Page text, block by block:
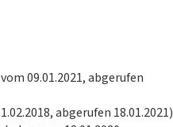
09.01.2021, abgerufen
abgerufen 18.01.2021)